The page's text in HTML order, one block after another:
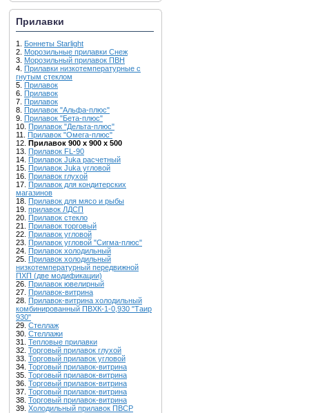
Прилавки
1. Боннеты Starlight
2. Морозильные прилавки Снеж
3. Морозильный прилавок ПВН
4. Прилавки низкотемпературные с
гнутым стеклом
5. Прилавок
6. Прилавок
7. Прилавок
8. Прилавок "Альфа-плюс"
9. Прилавок "Бета-плюс"
10. Прилавок "Дельта-плюс"
11. Прилавок "Омега-плюс"
12. Прилавок 900 х 900 х 500
13. Прилавок FL-90
14. Прилавок Juka расчетный
15. Прилавок Juka угловой
16. Прилавок глухой
17. Прилавок для кондитерских
магазинов
18. Прилавок для мясо и рыбы
19. прилавок ЛДСП
20. Прилавок стекло
21. Прилавок торговый
22. Прилавок угловой
23. Прилавок угловой "Сигма-плюс"
24. Прилавок холодильный
25. Прилавок холодильный
низкотемпературный передвижной
ПХП (две модификации)
26. Прилавок ювелирный
27. Прилавок-витрина
28. Прилавок-витрина холодильный
комбинированный ПВХК-1-0,930 "Таир
930"
29. Стеллаж
30. Стеллажи
31. Тепловые прилавки
32. Торговый прилавок глухой
33. Торговый прилавок угловой
34. Торговый прилавок-витрина
35. Торговый прилавок-витрина
36. Торговый прилавок-витрина
37. Торговый прилавок-витрина
38. Торговый прилавок-витрина
39. Холодильный прилавок ПВСР